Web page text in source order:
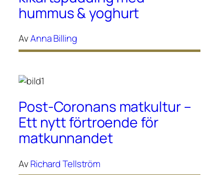
hummus & yoghurt
AvAnna Billing
Post-Coronans matkultur –
Ett nytt förtroende för
matkunnandet
AvRichard Tellström